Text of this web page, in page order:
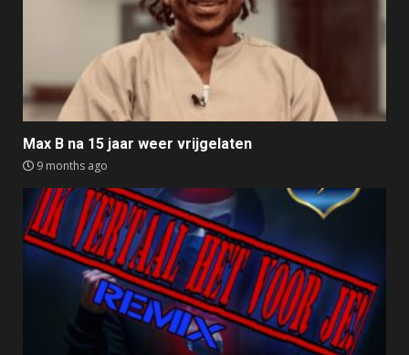
Max B na 15 jaar weer vrijgelaten
9 months ago